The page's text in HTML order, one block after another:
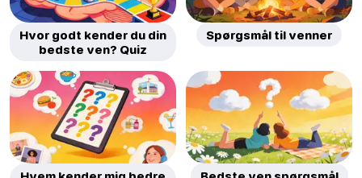
Hvor godt kender du din
bedste ven? Quiz
Spørgsmål til venner